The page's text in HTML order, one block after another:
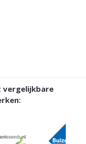
vergelijkbare